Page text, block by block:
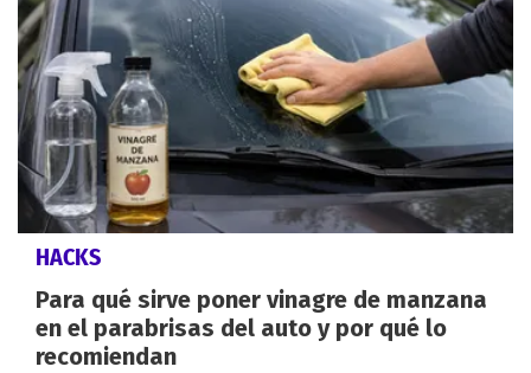
HACKS
Para qué sirve poner vinagre de manzana
en el parabrisas del auto y por qué lo
recomiendan